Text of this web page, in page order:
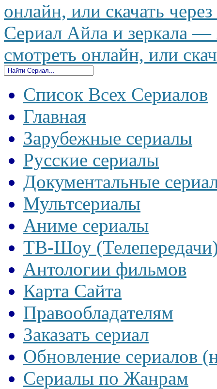
онлайн, или скачать
Сериал Айла и зеркала
смотреть онлайн, или
Список Всех Сериалов
Главная
Зарубежные сериалы
Русские сериалы
Документальные
Мультсериалы
Аниме сериалы
ТВ-Шоу
Антологии фильмов
Карта Сайта
Правообладателям
Заказать сериал
Обновление сериалов
Сериалы по Жанрам